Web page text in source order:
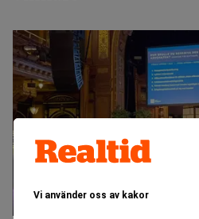
Vi använder oss av kakor